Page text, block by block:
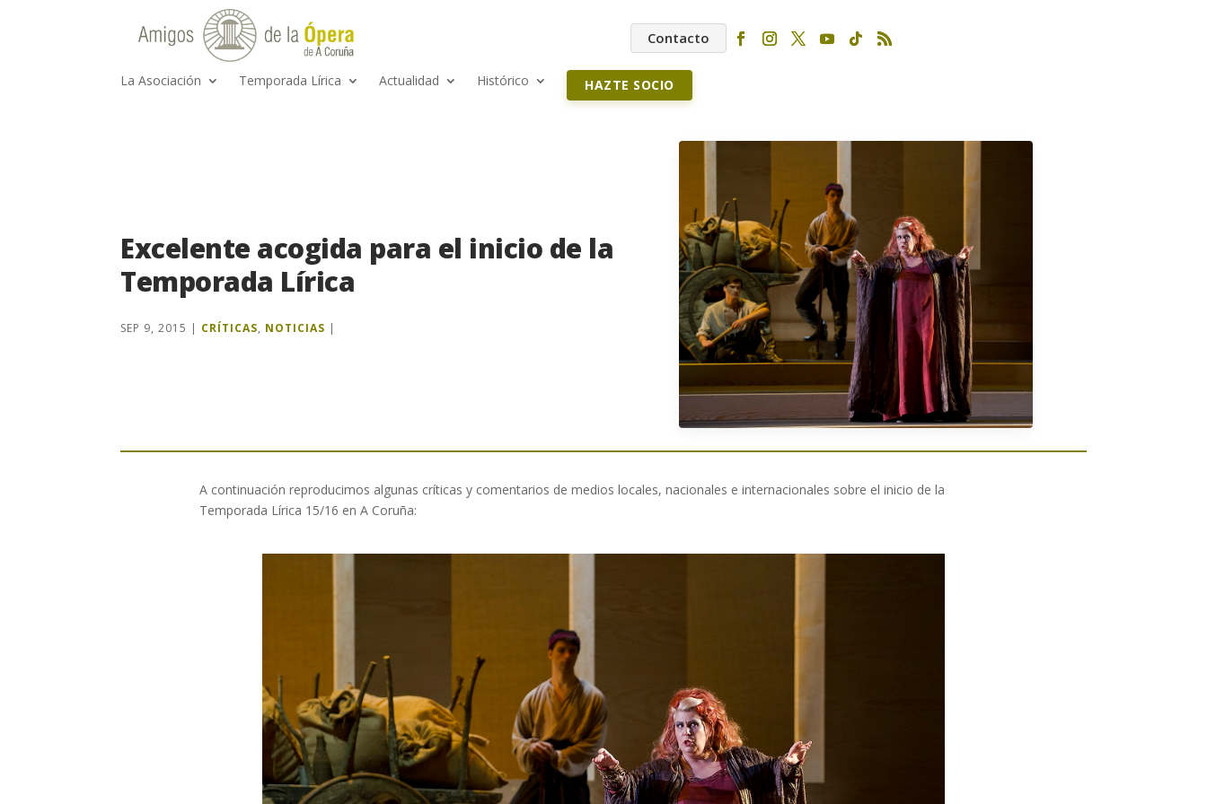
Contacto
La Asociación Temporada Lírica Actualidad Histórico HAZTE SOCIO
Excelente acogida para el inicio de la
Temporada Lírica
SEP 9, 2015 | CRÍTICAS, NOTICIAS |
A continuación reproducimos algunas críticas y comentarios de medios locales, nacionales e internacionales sobre el inicio de la
Temporada Lírica 15/16 en A Coruña: